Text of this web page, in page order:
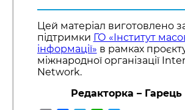
Цей матеріал виготовлено
підтримки ГО «Інститут
інформації» в рамках
міжнародної організації
Network.
Редакторка –